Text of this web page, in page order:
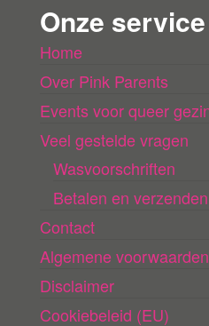
Onze service
Home
Over Pink Parents
Events voor queer
Veel gestelde vragen
Wasvoorschriften
Betalen en verzenden
Contact
Algemene
Disclaimer
Cookiebeleid (EU)